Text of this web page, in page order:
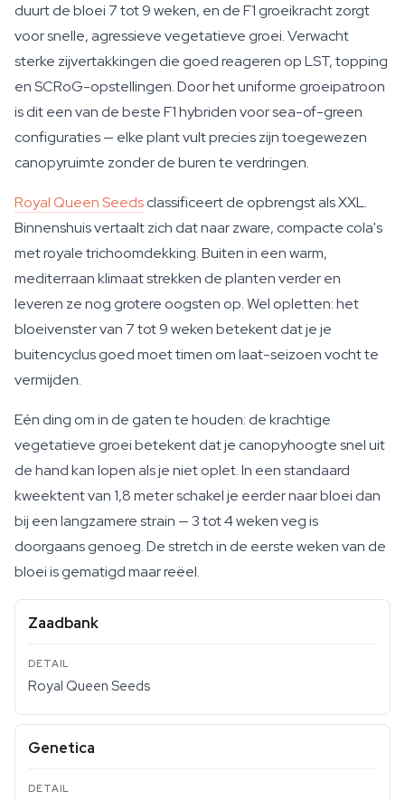
duurt de bloei 7 tot 9 weken, en de F1 groeikracht zorgt
voor snelle, agressieve vegetatieve groei. Verwacht
sterke zijvertakkingen die goed reageren op LST, topping
en SCRoG-opstellingen. Door het uniforme groeipatroon
is dit een van de beste F1 hybriden voor sea-of-green
configuraties — elke plant vult precies zijn toegewezen
canopyruimte zonder de buren te verdringen.
Royal Queen Seedsclassificeert de opbrengst als XXL.
Binnenshuis vertaalt zich dat naar zware, compacte cola's
met royale trichoomdekking. Buiten in een warm,
mediterraan klimaat strekken de planten verder en
leveren ze nog grotere oogsten op. Wel opletten: het
bloeivenster van 7 tot 9 weken betekent dat je je
buitencyclus goed moet timen om laat-seizoen vocht te
vermijden.
Eén ding om in de gaten te houden: de krachtige
vegetatieve groei betekent dat je canopyhoogte snel uit
de hand kan lopen als je niet oplet. In een standaard
kweektent van 1,8 meter schakel je eerder naar bloei dan
bij een langzamere strain — 3 tot 4 weken veg is
doorgaans genoeg. De stretch in de eerste weken van de
bloei is gematigd maar reëel.
Zaadbank
Royal Queen Seeds
Genetica